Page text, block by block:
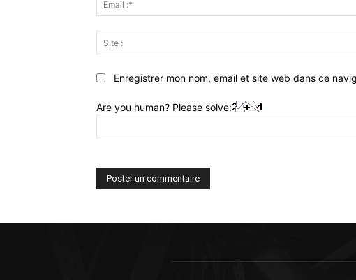
Enregistrer mon nom, email et site web dans ce
Are you human? Please solve: